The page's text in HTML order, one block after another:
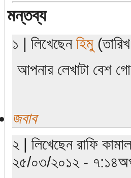
মন্তব্য
১ | লিখেছেন হিমু
আপনার লেখাটা বেশ
জবাব
২ | লিখেছেন রাফি
২৫/০৩/২০১২ -